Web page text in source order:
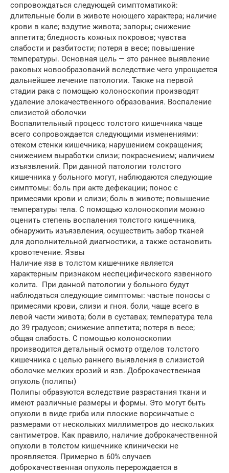
сопровождаться следующей симптоматикой:
длительные боли в животе ноющего характера; наличие
крови в кале; вздутие живота; запоры; снижение
аппетита; бледность кожных покровов; чувства
слабости и разбитости; потеря в весе; повышение
температуры. Основная цель — это раннее выявление
раковых новообразований вследствие чего упрощается
дальнейшее лечение патологии. Также на первой
стадии рака с помощью колоноскопии производят
удаление злокачественного образования. Воспаление
слизистой оболочки
Воспалительный процесс толстого кишечника чаще
всего сопровождается следующими изменениями:
отеком стенки кишечника; нарушением сокращения;
снижением выработки слизи; покраснением; наличием
изъязвлений. При данной патологии толстого
кишечника у больного могут, наблюдаются следующие
симптомы: боль при акте дефекации; понос с
примесями крови и слизи; боль в животе; повышение
температуры тела. С помощью колоноскопии можно
оценить степень воспаления толстого кишечника,
обнаружить изъязвления, осуществить забор тканей
для дополнительной диагностики, а также остановить
кровотечение. Язвы
Наличие язв в толстом кишечнике является
характерным признаком неспецифического язвенного
колита. При данной патологии у больного будут
наблюдаться следующие симптомы: частые поносы с
примесями крови, слизи и гноя. боли, чаще всего в
левой части живота; боли в суставах; температура тела
до 39 градусов; снижение аппетита; потеря в весе;
общая слабость. С помощью колоноскопии
производится детальный осмотр отделов толстого
кишечника с целью раннего выявления в слизистой
оболочке мелких эрозий и язв. Доброкачественная
опухоль (полипы)
Полипы образуются вследствие разрастания ткани и
имеют различные размеры и формы. Это могут быть
опухоли в виде гриба или плоские ворсинчатые с
размерами от нескольких миллиметров до нескольких
сантиметров. Как правило, наличие доброкачественной
опухоли в толстом кишечнике клинически не
проявляется. Примерно в 60% случаев
доброкачественная опухоль перерождается в